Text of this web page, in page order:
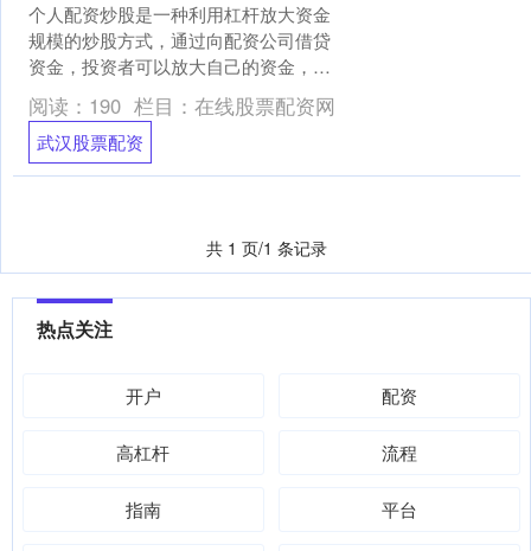
个人配资炒股是一种利用杠杆放大资金
规模的炒股方式，通过向配资公司借贷
资金，投资者可以放大自己的资金，从
而获得更高的收益。 选择一家可靠的上
海股票配资公司至关重要....
阅读： 190 栏目： 在线股票配资网
武汉股票配资
共 1 页/1 条记录
热点关注
开户 配资
高杠杆 流程
指南 平台